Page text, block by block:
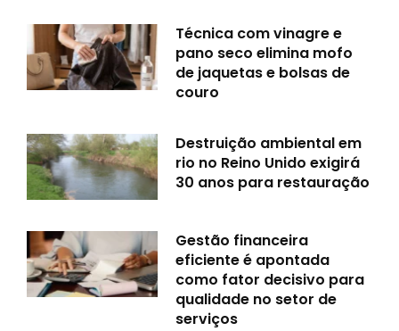
Técnica com vinagre e
pano seco elimina mofo
de jaquetas e bolsas de
couro
Destruição ambiental em
rio no Reino Unido exigirá
30 anos para restauração
Gestão financeira
eficiente é apontada
como fator decisivo para
qualidade no setor de
serviços